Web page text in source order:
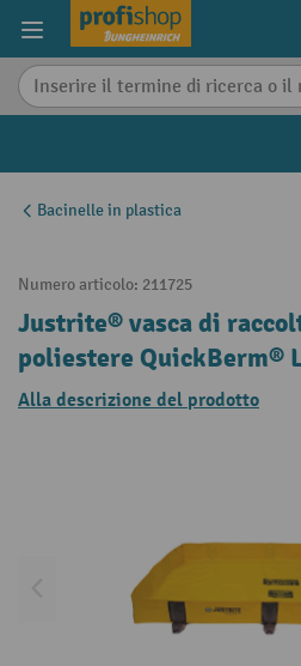
content
Bacinelle in plastica
Numero articolo: 211725
Justrite® vasca di
poliestere QuickBerm®
Alla descrizione del prodotto